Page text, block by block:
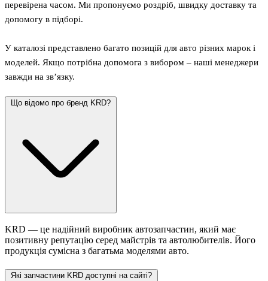
перевірена часом. Ми пропонуємо роздріб, швидку доставку та
допомогу в підборі.
У каталозі представлено багато позицій для авто різних марок і
моделей. Якщо потрібна допомога з вибором – наші менеджери
завжди на зв’язку.
Що відомо про бренд KRD?
KRD — це надійний виробник автозапчастин, який має
позитивну репутацію серед майстрів та автолюбителів. Його
продукція сумісна з багатьма моделями авто.
Які запчастини KRD доступні на сайті?